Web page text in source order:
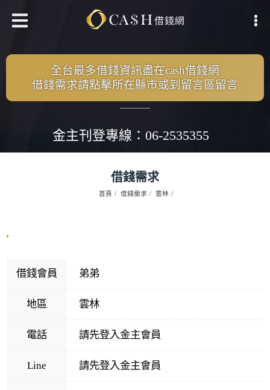
全台最多借錢資訊盡在cash借錢網
借錢需求請點擊所在縣市或到留言區留言
金主刊登專線：06-2535355
首頁 借錢需求 雲林
借錢會員 弟弟
地區 雲林
電話 請先登入金主會員
Line 請先登入金主會員
借錢需求